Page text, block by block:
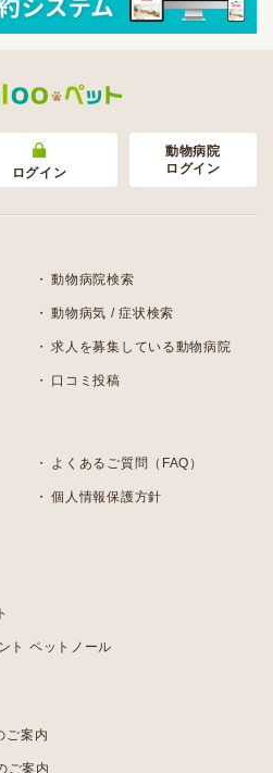
ログイン
動物病院
ログイン
動物病院検索
動物病気 / 症状検索
求人を募集している動物病院
口コミ投稿
よくあるご質問（FAQ）
個人情報保護方針
ト ペットノール
ご案内
ご案内